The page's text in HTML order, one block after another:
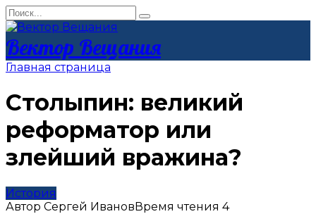
Перейти
к
контенту
Search
for:
Вектор Вещания
Главная страница
Столыпин: великий
реформатор или
злейший вражина?
История
Автор Сергей ИвановВремя чтения 4